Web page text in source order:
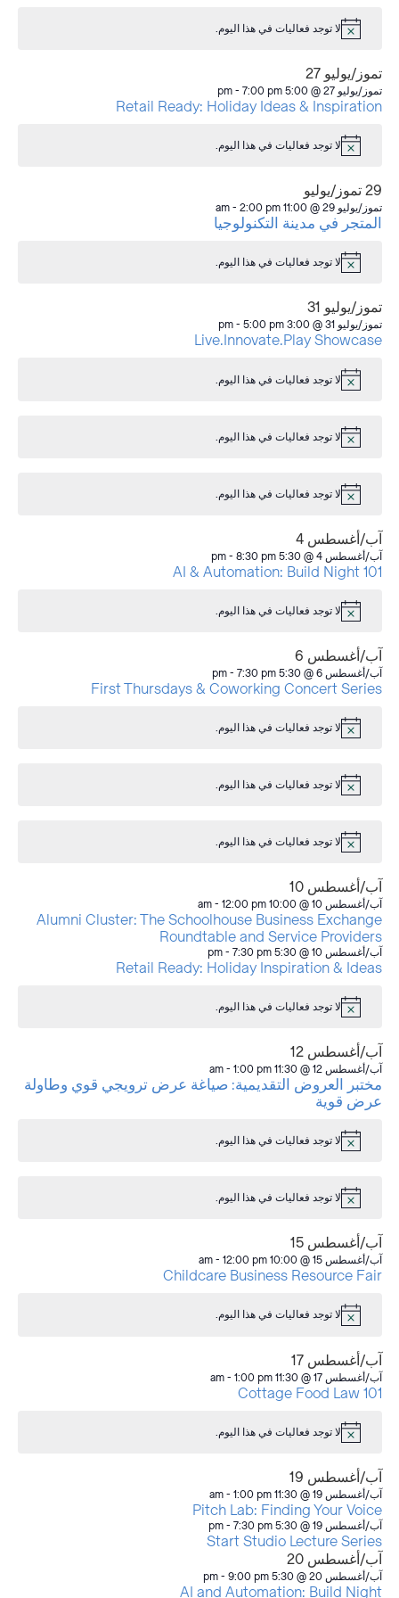
لا توجد فعاليات في هذا اليوم.
تموز/يوليو 27
تموز/يوليو 27 @ 5:00 pm -7:00 pm
Retail Ready: Holiday Ideas & Inspiration
لا توجد فعاليات في هذا اليوم.
29 تموز/يوليو
تموز/يوليو 29 @ 11:00 am -2:00 pm
المتجر في مدينة التكنولوجيا
لا توجد فعاليات في هذا اليوم.
تموز/يوليو 31
تموز/يوليو 31 @ 3:00 pm -5:00 pm
Live.Innovate.Play Showcase
لا توجد فعاليات في هذا اليوم.
لا توجد فعاليات في هذا اليوم.
لا توجد فعاليات في هذا اليوم.
آب/أغسطس 4
آب/أغسطس 4 @ 5:30 pm -8:30 pm
AI & Automation: Build Night 101
لا توجد فعاليات في هذا اليوم.
آب/أغسطس 6
آب/أغسطس 6 @ 5:30 pm -7:30 pm
First Thursdays & Coworking Concert Series
لا توجد فعاليات في هذا اليوم.
لا توجد فعاليات في هذا اليوم.
لا توجد فعاليات في هذا اليوم.
آب/أغسطس 10
آب/أغسطس 10 @ 10:00 am -12:00 pm
Alumni Cluster: The Schoolhouse Business Exchange
Roundtable and Service Providers
آب/أغسطس 10 @ 5:30 pm -7:30 pm
Retail Ready: Holiday Inspiration & Ideas
لا توجد فعاليات في هذا اليوم.
آب/أغسطس 12
آب/أغسطس 12 @ 11:30 am -1:00 pm
مختبر العروض التقديمية: صياغة عرض ترويجي قوي وطاولة
عرض قوية
لا توجد فعاليات في هذا اليوم.
لا توجد فعاليات في هذا اليوم.
آب/أغسطس 15
آب/أغسطس 15 @ 10:00 am -12:00 pm
Childcare Business Resource Fair
لا توجد فعاليات في هذا اليوم.
آب/أغسطس 17
آب/أغسطس 17 @ 11:30 am -1:00 pm
Cottage Food Law 101
لا توجد فعاليات في هذا اليوم.
آب/أغسطس 19
آب/أغسطس 19 @ 11:30 am -1:00 pm
Pitch Lab: Finding Your Voice
آب/أغسطس 19 @ 5:30 pm -7:30 pm
Start Studio Lecture Series
آب/أغسطس 20
آب/أغسطس 20 @ 5:30 pm -9:00 pm
AI and Automation: Build Night